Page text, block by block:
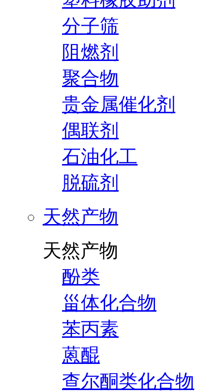
分子筛
阻燃剂
聚合物
贵金属催化剂
偶联剂
石油化工
脱硫剂
天然产物
天然产物
酚类
甾体化合物
苯丙素
蒽醌
查尔酮类化合物